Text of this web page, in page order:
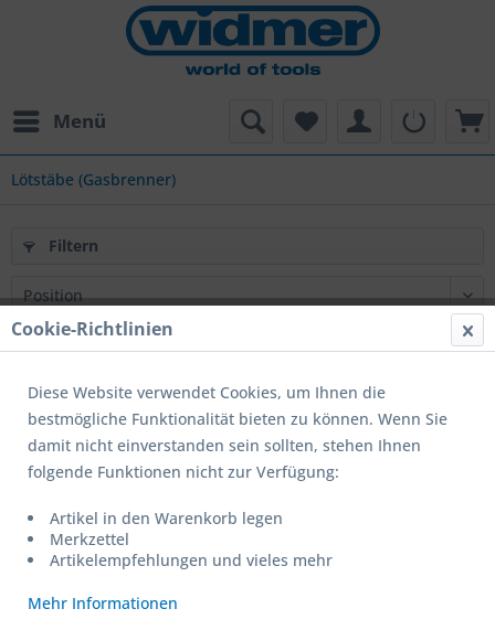
Menü
Lötstäbe (Gasbrenner)
Filtern
Cookie-Richtlinien
Diese Website verwendet Cookies, um Ihnen die
bestmögliche Funktionalität bieten zu können. Wenn Sie
damit nicht einverstanden sein sollten, stehen Ihnen
folgende Funktionen nicht zur Verfügung:
Artikel in den Warenkorb legen
Merkzettel
Artikelempfehlungen und vieles mehr
Mehr Informationen